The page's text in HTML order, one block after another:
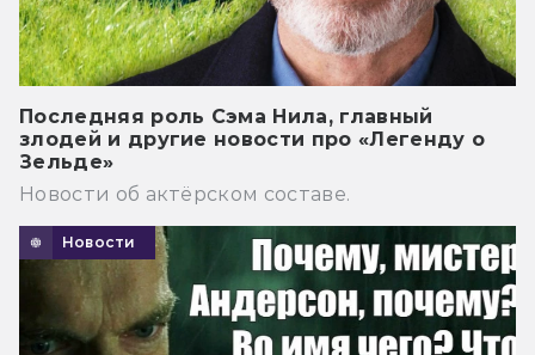
Последняя роль Сэма Нила, главный
злодей и другие новости про «Легенду о
Зельде»
Новости об актёрском составе.
Новости